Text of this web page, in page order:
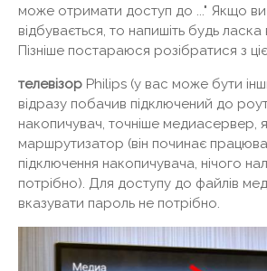
може отримати доступ до ..." Якщо
відбувається, то напишіть будь
Пізніше постараюся розібратися з
телевізор Philips (у вас може бути
відразу побачив підключений до
накопичувач, точніше медиасервер,
маршрутизатор (він починає
підключення накопичувача, нічого
потрібно). Для доступу до файлів
вказувати пароль не потрібно.